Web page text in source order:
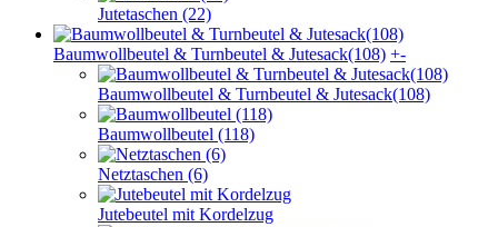
Jutetaschen (22)
Baumwollbeutel & Turnbeutel & Jutesack(108) +-
Baumwollbeutel & Turnbeutel & Jutesack(108)
Baumwollbeutel (118)
Netztaschen (6)
Jutebeutel mit Kordelzug